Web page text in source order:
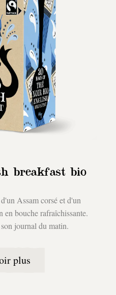
breakfast bio
Assam corsé et d'un
bouche rafraîchissante.
journal du matin.
plus